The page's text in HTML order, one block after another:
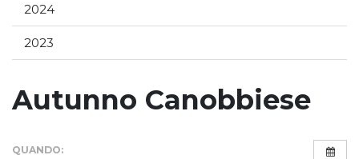
2024
2023
Autunno Canobbiese
QUANDO: